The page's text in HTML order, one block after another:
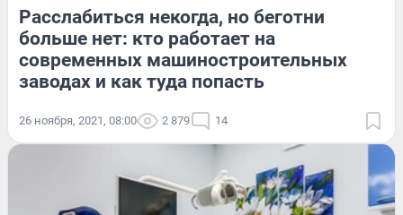
Расслабиться некогда, но беготни
больше нет: кто работает на
современных машиностроительных
заводах и как туда попасть
26 ноября, 2021, 08:00 2 879 14